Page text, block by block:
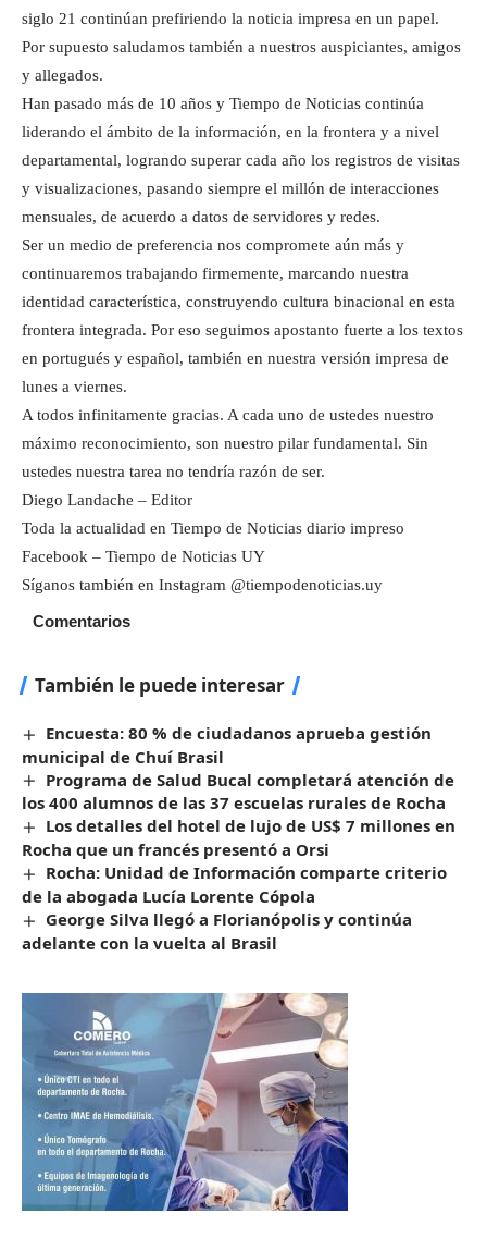
siglo 21 continúan prefiriendo la noticia impresa en un papel.
Por supuesto saludamos también a nuestros auspiciantes, amigos
y allegados.
Han pasado más de 10 años y Tiempo de Noticias continúa
liderando el ámbito de la información, en la frontera y a nivel
departamental, logrando superar cada año los registros de visitas
y visualizaciones, pasando siempre el millón de interacciones
mensuales, de acuerdo a datos de servidores y redes.
Ser un medio de preferencia nos compromete aún más y
continuaremos trabajando firmemente, marcando nuestra
identidad característica, construyendo cultura binacional en esta
frontera integrada. Por eso seguimos apostanto fuerte a los textos
en portugués y español, también en nuestra versión impresa de
lunes a viernes.
A todos infinitamente gracias. A cada uno de ustedes nuestro
máximo reconocimiento, son nuestro pilar fundamental. Sin
ustedes nuestra tarea no tendría razón de ser.
Diego Landache – Editor
Toda la actualidad en Tiempo de Noticias diario impreso
Facebook – Tiempo de Noticias UY
Síganos también en Instagram @tiempodenoticias.uy
Comentarios
También le puede interesar
Encuesta: 80 % de ciudadanos aprueba gestión
municipal de Chuí Brasil
Programa de Salud Bucal completará atención de
los 400 alumnos de las 37 escuelas rurales de Rocha
Los detalles del hotel de lujo de US$ 7 millones en
Rocha que un francés presentó a Orsi
Rocha: Unidad de Información comparte criterio
de la abogada Lucía Lorente Cópola
George Silva llegó a Florianópolis y continúa
adelante con la vuelta al Brasil